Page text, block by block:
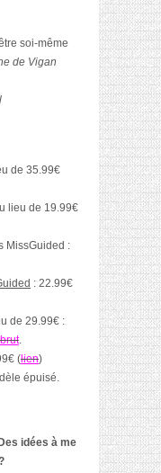
soi-même
de Vigan
de 35.99€
lieu de 19.99€
MissGuided :
: 22.99€
de 29.99€ :
.
(lien)
épuisé.
idées à me